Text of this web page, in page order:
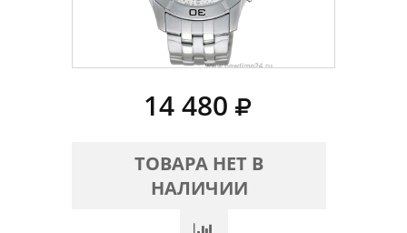
14 480
ТОВАРА НЕТ В
НАЛИЧИИ